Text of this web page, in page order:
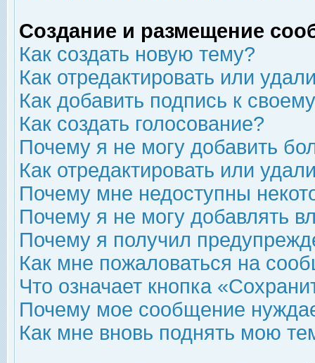
Создание и размещение
Как создать новую тему?
Как отредактировать или
Как добавить подпись к
Как создать голосование?
Почему я не могу добавить
Как отредактировать или
Почему мне недоступны
Почему я не могу добавлять
Почему я получил
Как мне пожаловаться на
Что означает кнопка
Почему мое сообщение
Как мне вновь поднять мою